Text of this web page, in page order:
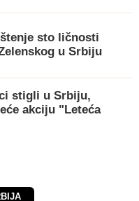
sto ličnosti
u Srbiju
stigli u Srbiju,
akciju "Leteća